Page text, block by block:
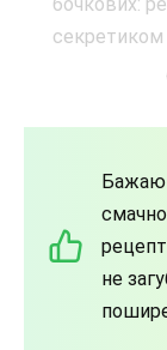
Бажаю
не